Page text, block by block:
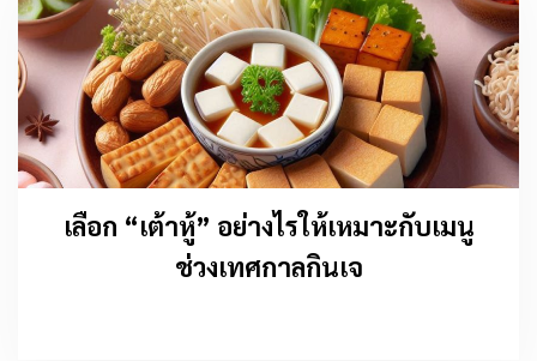
เลือก “เต้าหู้” อย่างไรให้เหมาะกับเมนู
ช่วงเทศกาลกินเจ